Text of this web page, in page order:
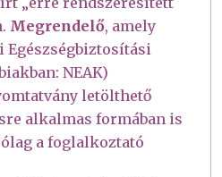
Megrendelő, amely
Egészségbiztosítási
NEAK)
letölthető
alkalmas formában is
a foglalkoztató